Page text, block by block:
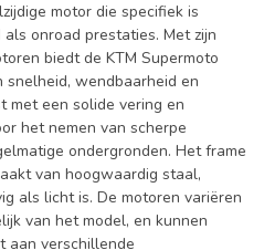
motor die specifiek is
onroad prestaties. Met zijn
biedt de KTM Supermoto
wendbaarheid en
met een solide vering en
het nemen van scherpe
ondergronden. Het frame
van hoogwaardig staal,
als licht is. De motoren variëren
van het model, en kunnen
aan verschillende